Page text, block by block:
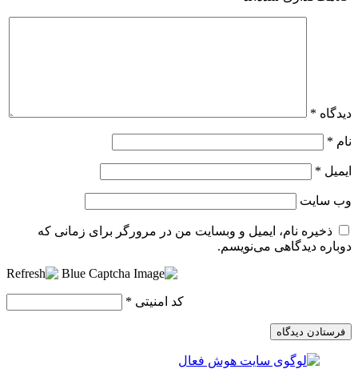
دیدگاه *
نام *
ایمیل *
وب‌ سایت
ذخیره نام، ایمیل و وبسایت من در مرورگر برای زمانی که
دوباره دیدگاهی می‌نویسم.
کد امنیتی *